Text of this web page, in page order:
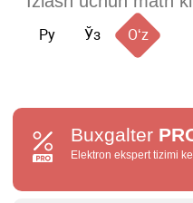
Ру Ўз Oʻz
Buxgalter
Elektron ekspert tizimi